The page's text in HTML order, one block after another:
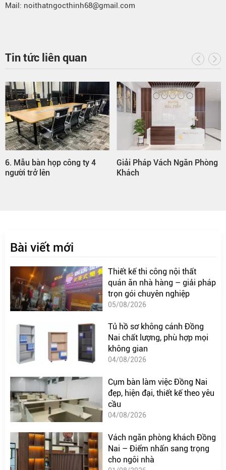
Mail: noithatngocthinh68@gmail.com
Tin tức liên quan
6. Mẫu bàn họp công ty 4
người trở lên
Giải Pháp Vách Ngăn Phòng
Khách
Bài viết mới
Thiết kế thi công nội thất
quán ăn nhà hàng – giải pháp
trọn gói chuyên nghiệp
05/08/2026
Tủ hồ sơ không cánh Đồng
Nai chất lượng, phù hợp mọi
không gian
04/08/2026
Cụm bàn làm việc Đồng Nai
đẹp, hiện đại, thiết kế theo yêu
cầu
04/08/2026
Vách ngăn phòng khách Đồng
Nai – Điểm nhấn sang trọng
cho ngôi nhà